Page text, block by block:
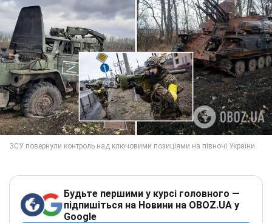
Будьте першими у курсі головного —
підпишіться на Новини на OBOZ.UA у
Google